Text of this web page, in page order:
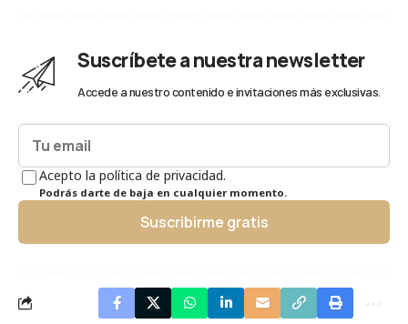
Suscríbete a nuestra newsletter
Accede a nuestro contenido e invitaciones más exclusivas.
Acepto la política de privacidad.
Podrás darte de baja en cualquier momento.
Suscribirme gratis